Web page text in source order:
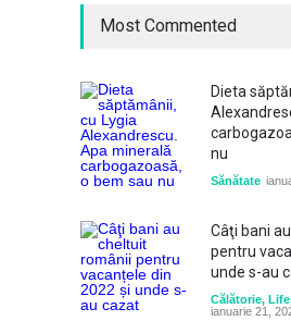
Most Commented
Dieta
nu
Sănătate
Câţi bani
pentru
unde s-au
Călătorie,
ianuarie 21,